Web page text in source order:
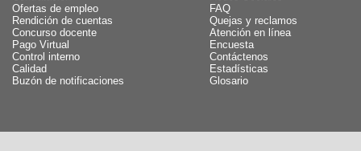
Ofertas de empleo
Rendición de cuentas
Concurso docente
Pago Virtual
Control interno
Calidad
Buzón de notificaciones
FAQ
Quejas y reclamos
Atención en línea
Encuesta
Contáctenos
Estadísticas
Glosario